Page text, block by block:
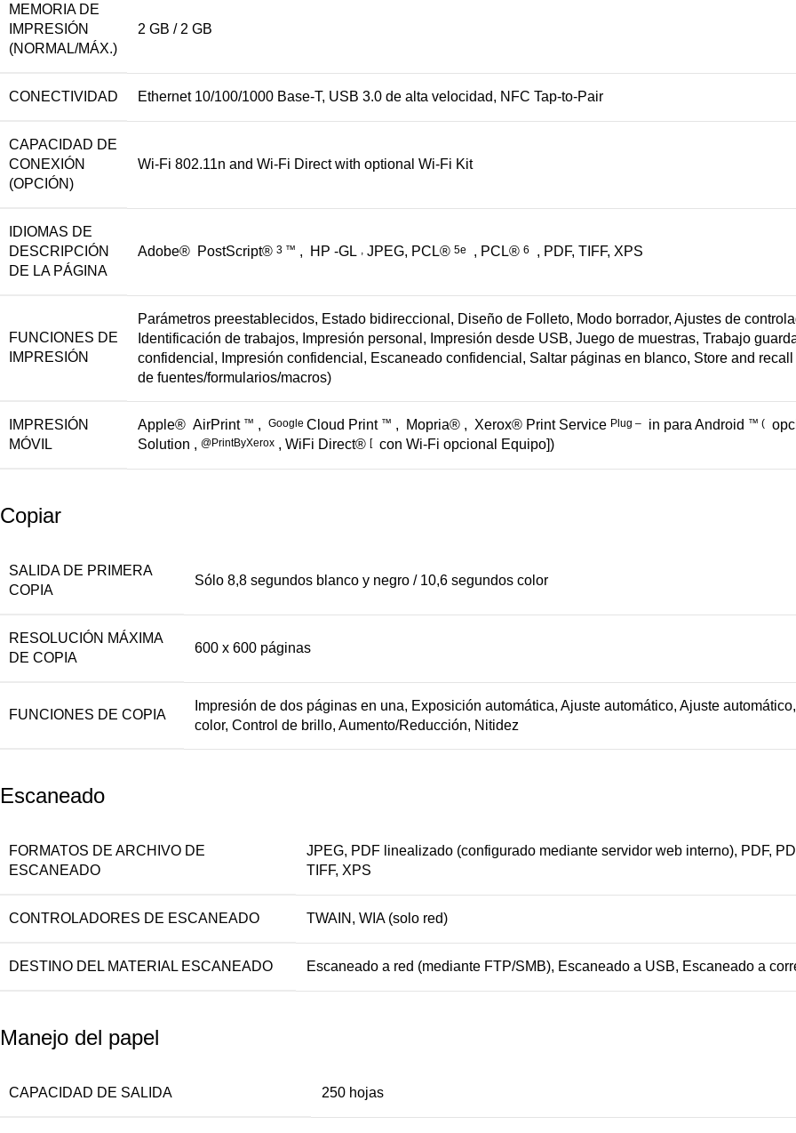
MEMORIA DE
IMPRESIÓN
(NORMAL/MÁX.)
2 GB / 2 GB
CONECTIVIDAD Ethernet 10/100/1000 Base-T, USB 3.0 de alta velocidad, NFC Tap-to-Pair
CAPACIDAD DE
CONEXIÓN
(OPCIÓN)
Wi-Fi 802.11n and Wi-Fi Direct with optional Wi-Fi Kit
IDIOMAS DE
DESCRIPCIÓN
DE LA PÁGINA
Adobe® PostScript® 3 ™ , HP -GL JPEG, PCL® 5e , PCL® 6 , PDF, TIFF, XPS
FUNCIONES DE
IMPRESIÓN
Parámetros preestablecidos, Estado bidireccional, Diseño de Folleto, Modo borrador, Ajustes de
Identificación de trabajos, Impresión personal, Impresión desde USB, Juego de muestras, Trabajo
confidencial, Impresión confidencial, Escaneado confidencial, Saltar páginas en blanco, Store and
de fuentes/formularios/macros)
IMPRESIÓN
MÓVIL
Apple® AirPrint ™ , Google Cloud Print ™ , Mopria® , Xerox® Print Service Plug – in para Android ™ (
Solution , @PrintByXerox , WiFi Direct® [con Wi-Fi opcional Equipo])
Copiar
SALIDA DE PRIMERA
COPIA
Sólo 8,8 segundos blanco y negro / 10,6 segundos color
RESOLUCIÓN MÁXIMA
DE COPIA
600 x 600 páginas
FUNCIONES DE COPIA
Impresión de dos páginas en una, Exposición automática, Ajuste automático, Ajuste
color, Control de brillo, Aumento/Reducción, Nitidez
Escaneado
FORMATOS DE ARCHIVO DE
ESCANEADO
JPEG, PDF linealizado (configurado mediante servidor web interno), PDF,
TIFF, XPS
CONTROLADORES DE ESCANEADO TWAIN, WIA (solo red)
DESTINO DEL MATERIAL ESCANEADO Escaneado a red (mediante FTP/SMB), Escaneado a USB, Escaneado a
Manejo del papel
CAPACIDAD DE SALIDA 250 hojas